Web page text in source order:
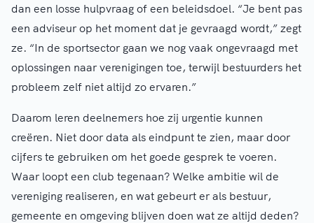
dan een losse hulpvraag of een beleidsdoel. “Je bent pas
een adviseur op het moment dat je gevraagd wordt,” zegt
ze. “In de sportsector gaan we nog vaak ongevraagd met
oplossingen naar verenigingen toe, terwijl bestuurders het
probleem zelf niet altijd zo ervaren.”
Daarom leren deelnemers hoe zij urgentie kunnen
creëren. Niet door data als eindpunt te zien, maar door
cijfers te gebruiken om het goede gesprek te voeren.
Waar loopt een club tegenaan? Welke ambitie wil de
vereniging realiseren, en wat gebeurt er als bestuur,
gemeente en omgeving blijven doen wat ze altijd deden?